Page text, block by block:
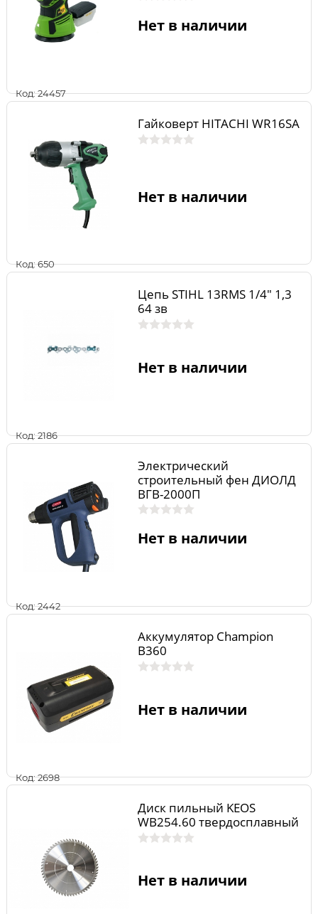
Код: 24457
Нет в наличии
Код: 650
Гайковерт HITACHI WR16SA
Нет в наличии
Код: 2186
Цепь STIHL 13RMS 1/4" 1,3
64 зв
Нет в наличии
Код: 2442
Электрический
строительный фен ДИОЛД
ВГВ-2000П
Нет в наличии
Код: 2698
Аккумулятор Champion
B360
Нет в наличии
Диск пильный KEOS
WB254.60 твердосплавный
Нет в наличии